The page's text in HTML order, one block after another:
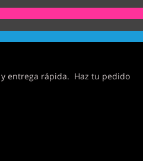
entrega rápida. Haz tu pedido